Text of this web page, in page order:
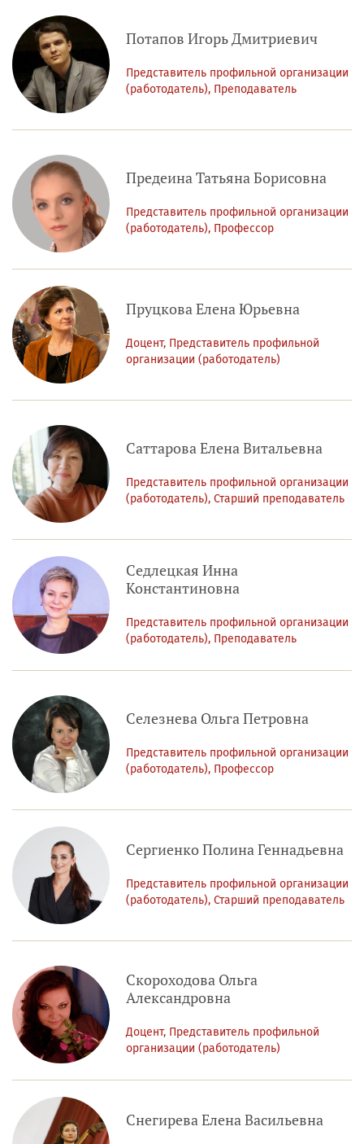
Потапов Игорь Дмитриевич
Представитель профильной организации
(работодатель), Преподаватель
Предеина Татьяна Борисовна
Представитель профильной организации
(работодатель), Профессор
Пруцкова Елена Юрьевна
Доцент, Представитель профильной
организации (работодатель)
Саттарова Елена Витальевна
Представитель профильной организации
(работодатель), Старший преподаватель
Седлецкая Инна
Константиновна
Представитель профильной организации
(работодатель), Преподаватель
Селезнева Ольга Петровна
Представитель профильной организации
(работодатель), Профессор
Сергиенко Полина Геннадьевна
Представитель профильной организации
(работодатель), Старший преподаватель
Скороходова Ольга
Александровна
Доцент, Представитель профильной
организации (работодатель)
Снегирева Елена Васильевна